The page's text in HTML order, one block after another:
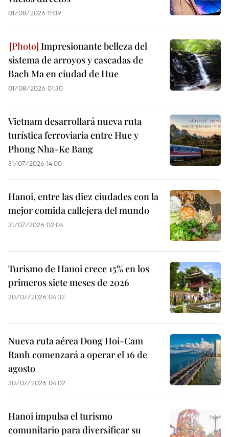
01/08/2026 11:09
Impresionante belleza del
sistema de arroyos y cascadas de
Bach Ma en ciudad de Hue
01/08/2026 01:30
Vietnam desarrollará nueva ruta
turística ferroviaria entre Hue y
Phong Nha-Ke Bang
31/07/2026 14:00
Hanoi, entre las diez ciudades con la
mejor comida callejera del mundo
31/07/2026 02:04
Turismo de Hanoi crece 15% en los
primeros siete meses de 2026
30/07/2026 04:32
Nueva ruta aérea Dong Hoi-Cam
Ranh comenzará a operar el 16 de
agosto
30/07/2026 04:02
Hanoi impulsa el turismo
comunitario para diversificar su